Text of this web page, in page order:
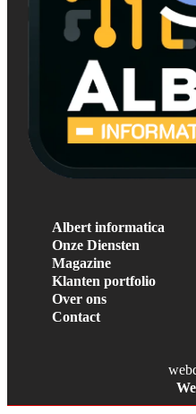
Albert informatica
Onze Diensten
Magazine
Klanten portfolio
Over ons
Contact